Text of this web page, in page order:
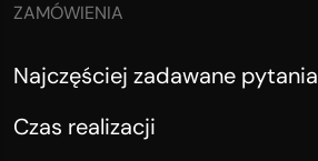
ZAMÓWIENIA
Najczęściej zadawane pytania
Czas realizacji